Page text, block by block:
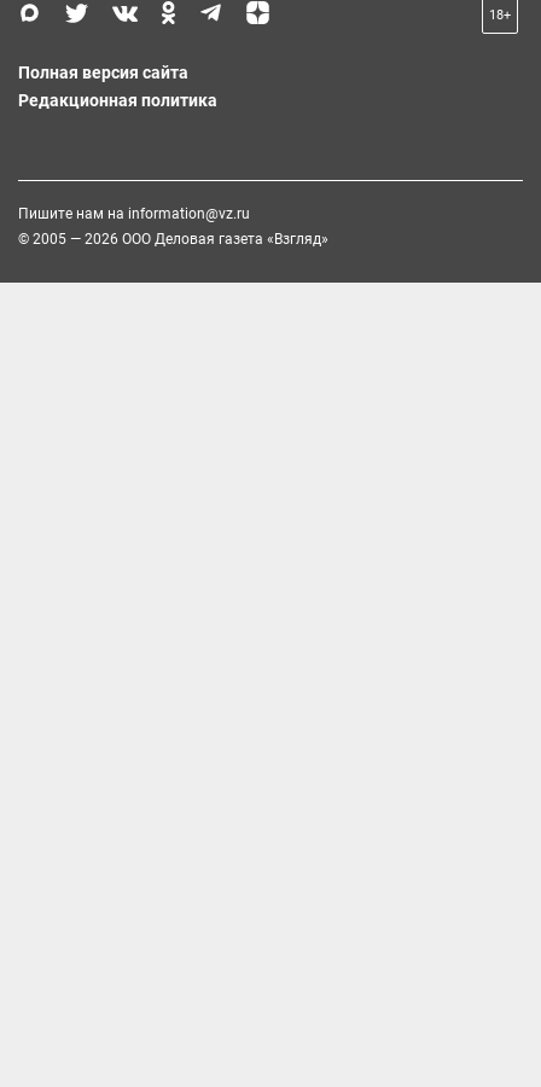
18+
Полная версия сайта
Редакционная политика
Пишите нам на information@vz.ru
© 2005 — 2026 ООО Деловая газета «Взгляд»